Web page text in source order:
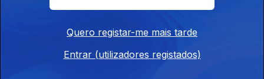
12h00 Edição Susana Lemos
Quero registar-me mais tarde
Entrar (utilizadores registados)